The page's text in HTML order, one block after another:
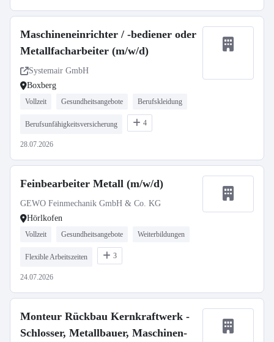
Maschineneinrichter / -bediener oder
Metallfacharbeiter (m/w/d)
Systemair GmbH
Boxberg
Vollzeit Gesundheitsangebote Berufskleidung
Berufsunfähigkeitsversicherung 4
28.07.2026
Feinbearbeiter Metall (m/w/d)
GEWO Feinmechanik GmbH & Co. KG
Hörlkofen
Vollzeit Gesundheitsangebote Weiterbildungen
Flexible Arbeitszeiten 3
24.07.2026
Monteur Rückbau Kernkraftwerk -
Schlosser, Metallbauer, Maschinen-